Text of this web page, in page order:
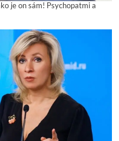
je on sám! Psychopatmi a